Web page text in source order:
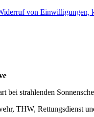
von Einwilligungen,
strahlenden
THW, Rettungsdienst